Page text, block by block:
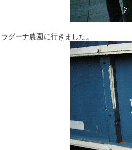
グーナ農園に行きました。